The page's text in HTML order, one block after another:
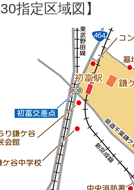
指定区域図】